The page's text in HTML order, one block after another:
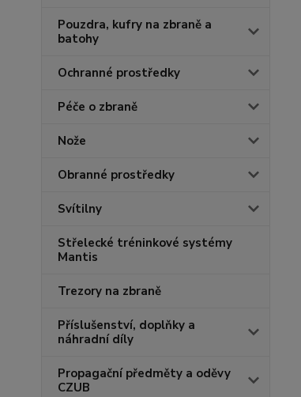
Pouzdra, kufry na zbraně a
batohy
Ochranné prostředky
Péče o zbraně
Nože
Obranné prostředky
Svítilny
Střelecké tréninkové systémy
Mantis
Trezory na zbraně
Příslušenství, doplňky a
náhradní díly
Propagační předměty a oděvy
CZUB